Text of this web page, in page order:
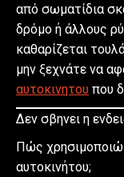
από σωματίδια
δρόμο ή άλλους
καθαρίζεται
μην ξεχνάτε να
αυτοκινητου που
Δεν σβηνει η
Πώς χρησιμοποιώ
αυτοκινήτου;